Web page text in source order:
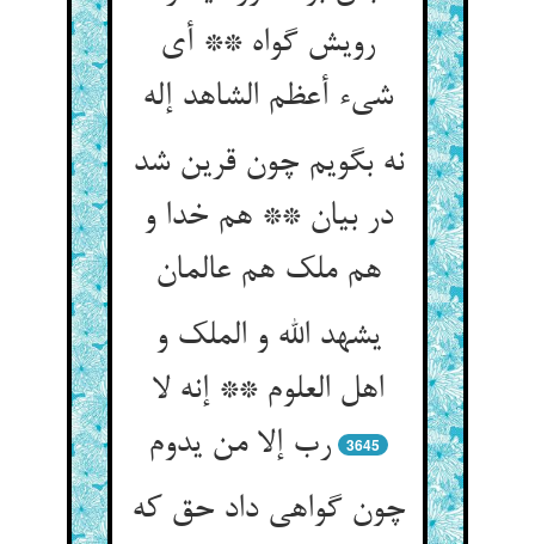
رویش گواه ** أی
نه بگویم چون قرین شد
در بیان ** هم خدا و
هم ملک هم عالمان‌‌
یشهد الله و الملک و
اهل العلوم ** إنه لا
رب إلا من یدوم‌‌
3645
چون گواهی داد حق که